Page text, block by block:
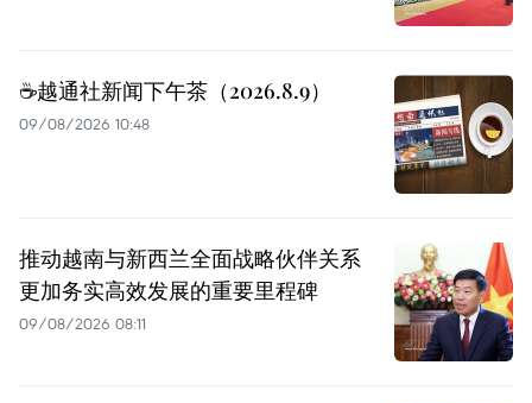
☕️越通社新闻下午茶（2026.8.9）
09/08/2026 10:48
推动越南与新西兰全面战略伙伴关系
更加务实高效发展的重要里程碑
09/08/2026 08:11